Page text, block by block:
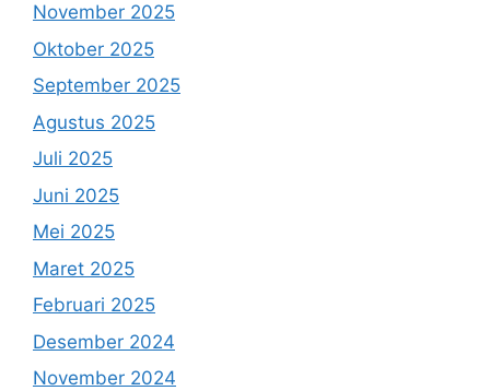
November 2025
Oktober 2025
September 2025
Agustus 2025
Juli 2025
Juni 2025
Mei 2025
Maret 2025
Februari 2025
Desember 2024
November 2024